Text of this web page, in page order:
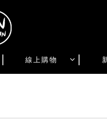
線上購物